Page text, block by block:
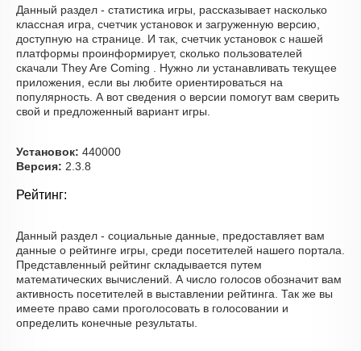
Данный раздел - статистика игры, рассказывает насколько
классная игра, счетчик установок и загруженную версию,
доступную на странице. И так, счетчик установок с нашей
платформы проинформирует, сколько пользователей
скачали They Are Coming . Нужно ли устанавливать текущее
приложения, если вы любите ориентироваться на
популярность. А вот сведения о версии помогут вам сверить
свой и предложенный вариант игры.
Установок: 440000
Версия: 2.3.8
Рейтинг:
Данный раздел - социальные данные, предоставляет вам
данные о рейтинге игры, среди посетителей нашего портала.
Представленный рейтинг складывается путем
математических вычислений. А число голосов обозначит вам
активность посетителей в выставлении рейтинга. Так же вы
имеете право сами проголосовать в голосовании и
определить конечные результаты.